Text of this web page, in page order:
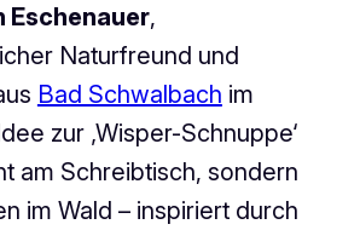
Eschenauer,
Naturfreund und
Bad Schwalbach im
zur ‚Wisper-Schnuppe‘
am Schreibtisch, sondern
im Wald – inspiriert durch